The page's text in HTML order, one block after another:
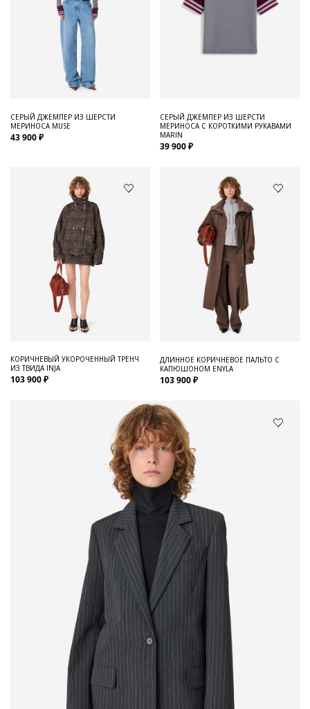
СЕРЫЙ ДЖЕМПЕР ИЗ ШЕРСТИ
МЕРИНОСА MUSE
43 900 ₽
СЕРЫЙ ДЖЕМПЕР ИЗ ШЕРСТИ
МЕРИНОСА С КОРОТКИМИ РУКАВАМИ
MARIN
39 900 ₽
КОРИЧНЕВЫЙ УКОРОЧЕННЫЙ ТРЕНЧ
ИЗ ТВИДА INJA
103 900 ₽
ДЛИННОЕ КОРИЧНЕВОЕ ПАЛЬТО С
КАПЮШОНОМ ENYLA
103 900 ₽